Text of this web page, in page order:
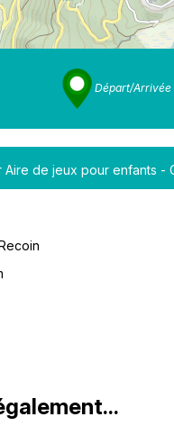
Départ/Arrivée
Aire de jeux pour enfants -